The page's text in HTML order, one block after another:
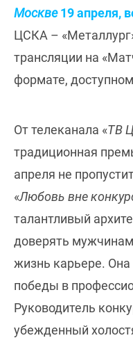
Москве19 апреля,
ЦСКА –
трансляции на
формате,
От телеканала «ТВ
традиционная
апреля не
«Любовь вне
талантливый
доверять
жизнь карьере. Она
победы в
Руководитель
убежденный